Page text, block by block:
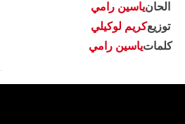
الحانياسين رامي
توزيعكريم لوكيلي
كلماتياسين رامي